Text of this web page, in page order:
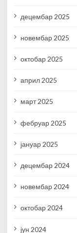
децембар 2025
новембар 2025
октобар 2025
април 2025
март 2025
фебруар 2025
јануар 2025
децембар 2024
новембар 2024
октобар 2024
јун 2024